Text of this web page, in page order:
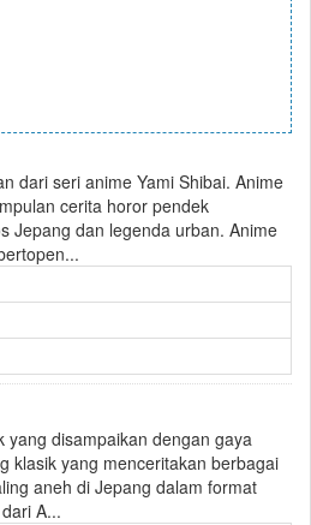
dari seri anime Yami Shibai. Anime
cerita horor pendek
Jepang dan legenda urban. Anime
yang disampaikan dengan gaya
klasik yang menceritakan berbagai
aneh di Jepang dalam format
A...